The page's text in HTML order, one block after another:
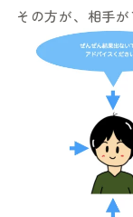
その方が、相手